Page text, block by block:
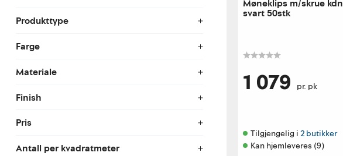
Produkttype
Farge
Materiale
Finish
Pris
Antall per kvadratmeter
Møneklips m/skrue kdn
svart 50stk
1 079 pr. pk
Tilgjengelig i 2 butikker
Kan hjemleveres (9)